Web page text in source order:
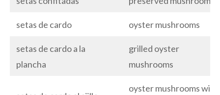
setas de cardo oyster mushrooms
setas de cardo a la
plancha
grilled oyster
mushrooms
oyster mushrooms with